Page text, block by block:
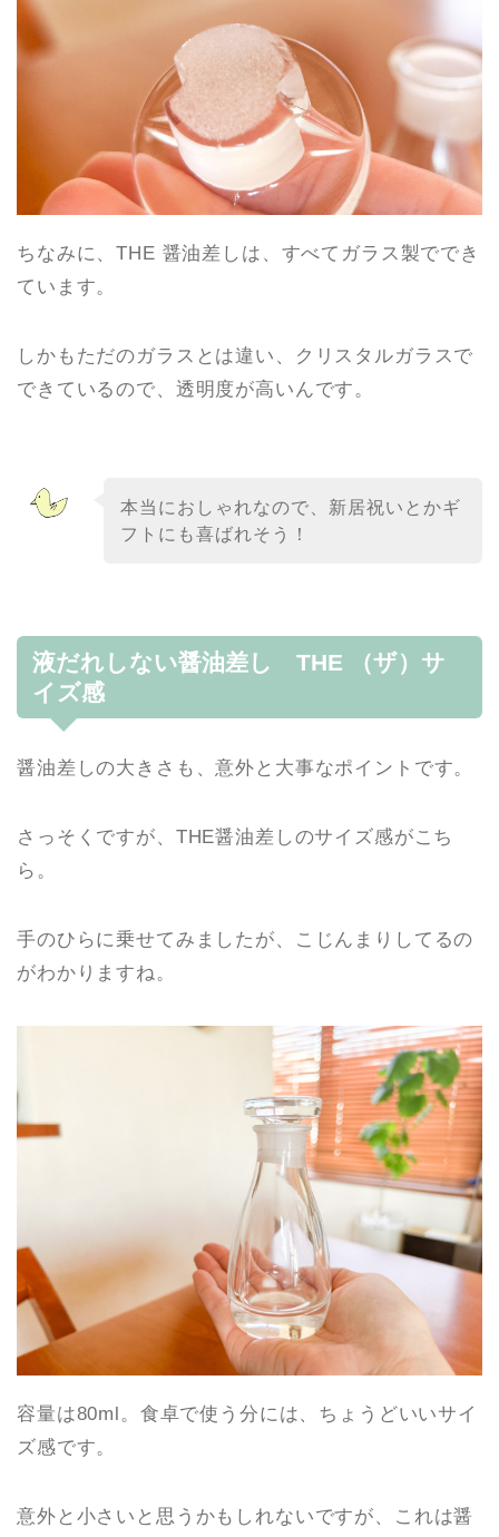
ちなみに、THE 醤油差しは、すべてガラス製ででき
ています。
しかもただのガラスとは違い、クリスタルガラスで
できているので、透明度が高いんです。
本当におしゃれなので、新居祝いとかギ
フトにも喜ばれそう！
液だれしない醤油差し THE （ザ）サ
イズ感
醤油差しの大きさも、意外と大事なポイントです。
さっそくですが、THE醤油差しのサイズ感がこち
ら。
手のひらに乗せてみましたが、こじんまりしてるの
がわかりますね。
容量は80ml。食卓で使う分には、ちょうどいいサイ
ズ感です。
意外と小さいと思うかもしれないですが、これは醤